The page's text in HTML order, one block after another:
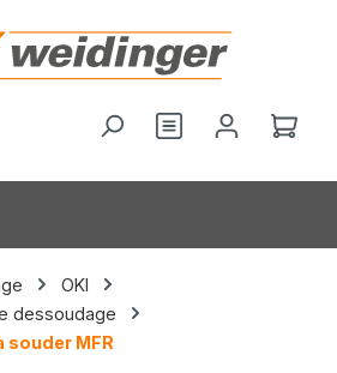
Vous avez 0Le
OKI
dessoudage
souder MFR